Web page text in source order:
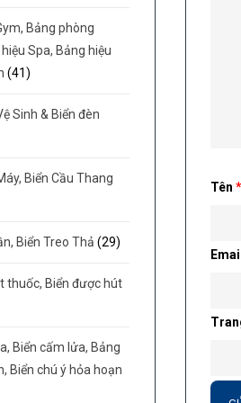
Tên *
Bảng phòng
Spa, Bảng hiệu
(41)
Sinh & Biển đèn
Biển Cầu Thang
Biển Treo Thả (29)
thuốc, Biển được hút
Biển cấm lửa, Bảng
Biển chú ý hỏa hoạn